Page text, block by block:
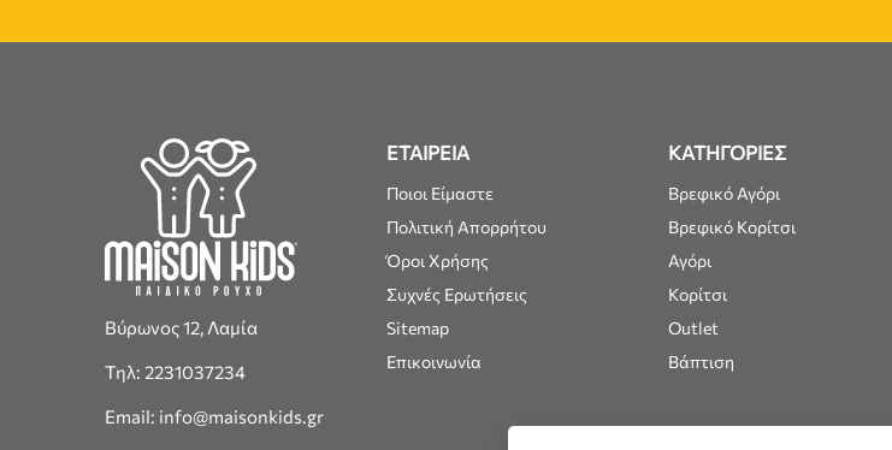
Βύρωνος 12, Λαμία
Τηλ: 2231037234
Email: info@maisonkids.gr
ΕΤΑΙΡΕΙΑ
Ποιοι Είμαστε
Πολιτική Απορρήτου
Όροι Χρήσης
Συχνές Ερωτήσεις
Sitemap
Επικοινωνία
ΚΑΤΗΓΟΡΙΕΣ
Βρεφικό Αγόρι
Βρεφικό Κορίτσι
Αγόρι
Κορίτσι
Outlet
Βάπτιση